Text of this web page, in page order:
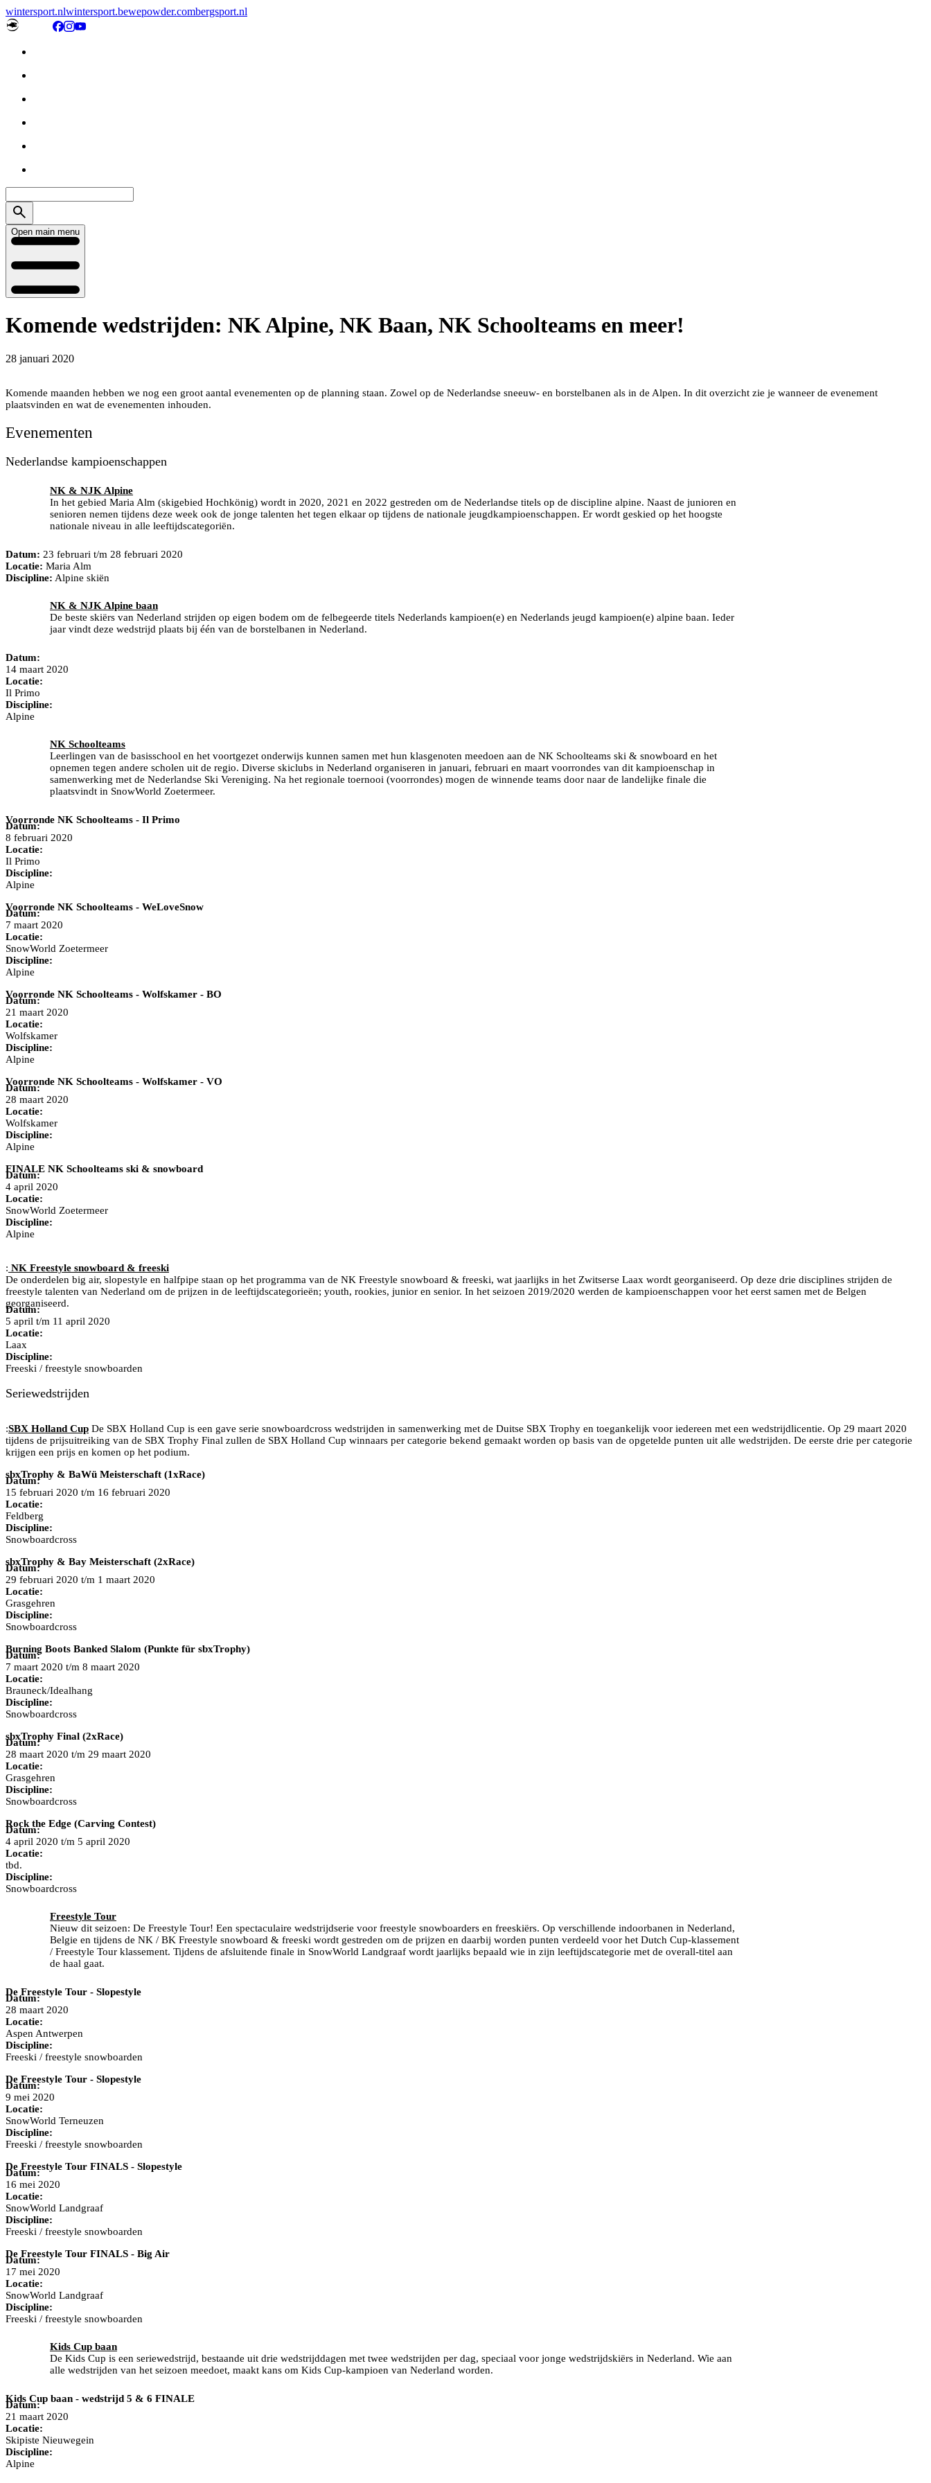
wintersport.nlwintersport.bewepowder.combergsport.nl
Open main menu
Komende wedstrijden: NK Alpine, NK Baan, NK Schoolteams en meer!
28 januari 2020
Komende maanden hebben we nog een groot aantal evenementen op de planning staan. Zowel op de Nederlandse sneeuw- en borstelbanen als in de Alpen. In dit overzicht zie je wanneer de evenement
plaatsvinden en wat de evenementen inhouden.
Evenementen
Nederlandse kampioenschappen
NK & NJK Alpine
In het gebied Maria Alm (skigebied Hochkönig) wordt in 2020, 2021 en 2022 gestreden om de Nederlandse titels op de discipline alpine. Naast de junioren en
senioren nemen tijdens deze week ook de jonge talenten het tegen elkaar op tijdens de nationale jeugdkampioenschappen. Er wordt geskied op het hoogste
nationale niveau in alle leeftijdscategoriën.
Datum: 23 februari t/m 28 februari 2020
Locatie: Maria Alm
Discipline: Alpine skiën
NK & NJK Alpine baan
De beste skiërs van Nederland strijden op eigen bodem om de felbegeerde titels Nederlands kampioen(e) en Nederlands jeugd kampioen(e) alpine baan. Ieder
jaar vindt deze wedstrijd plaats bij één van de borstelbanen in Nederland.
Datum:
14 maart 2020
Locatie:
Il Primo
Discipline:
Alpine
NK Schoolteams
Leerlingen van de basisschool en het voortgezet onderwijs kunnen samen met hun klasgenoten meedoen aan de NK Schoolteams ski & snowboard en het
opnemen tegen andere scholen uit de regio. Diverse skiclubs in Nederland organiseren in januari, februari en maart voorrondes van dit kampioenschap in
samenwerking met de Nederlandse Ski Vereniging. Na het regionale toernooi (voorrondes) mogen de winnende teams door naar de landelijke finale die
plaatsvindt in SnowWorld Zoetermeer.
Voorronde NK Schoolteams - Il Primo
Datum:
8 februari 2020
Locatie:
Il Primo
Discipline:
Alpine
Voorronde NK Schoolteams - WeLoveSnow
Datum:
7 maart 2020
Locatie:
SnowWorld Zoetermeer
Discipline:
Alpine
Voorronde NK Schoolteams - Wolfskamer - BO
Datum:
21 maart 2020
Locatie:
Wolfskamer
Discipline:
Alpine
Voorronde NK Schoolteams - Wolfskamer - VO
Datum:
28 maart 2020
Locatie:
Wolfskamer
Discipline:
Alpine
FINALE NK Schoolteams ski & snowboard
Datum:
4 april 2020
Locatie:
SnowWorld Zoetermeer
Discipline:
Alpine
: NK Freestyle snowboard & freeski
De onderdelen big air, slopestyle en halfpipe staan op het programma van de NK Freestyle snowboard & freeski, wat jaarlijks in het Zwitserse Laax wordt georganiseerd. Op deze drie disciplines strijden de
freestyle talenten van Nederland om de prijzen in de leeftijdscategorieën; youth, rookies, junior en senior. In het seizoen 2019/2020 werden de kampioenschappen voor het eerst samen met de Belgen
georganiseerd.
Datum:
5 april t/m 11 april 2020
Locatie:
Laax
Discipline:
Freeski / freestyle snowboarden
Seriewedstrijden
:SBX Holland Cup De SBX Holland Cup is een gave serie snowboardcross wedstrijden in samenwerking met de Duitse SBX Trophy en toegankelijk voor iedereen met een wedstrijdlicentie. Op 29 maart 2020
tijdens de prijsuitreiking van de SBX Trophy Final zullen de SBX Holland Cup winnaars per categorie bekend gemaakt worden op basis van de opgetelde punten uit alle wedstrijden. De eerste drie per categorie
krijgen een prijs en komen op het podium.
sbxTrophy & BaWü Meisterschaft (1xRace)
Datum:
15 februari 2020 t/m 16 februari 2020
Locatie:
Feldberg
Discipline:
Snowboardcross
sbxTrophy & Bay Meisterschaft (2xRace)
Datum:
29 februari 2020 t/m 1 maart 2020
Locatie:
Grasgehren
Discipline:
Snowboardcross
Burning Boots Banked Slalom (Punkte für sbxTrophy)
Datum:
7 maart 2020 t/m 8 maart 2020
Locatie:
Brauneck/Idealhang
Discipline:
Snowboardcross
sbxTrophy Final (2xRace)
Datum:
28 maart 2020 t/m 29 maart 2020
Locatie:
Grasgehren
Discipline:
Snowboardcross
Rock the Edge (Carving Contest)
Datum:
4 april 2020 t/m 5 april 2020
Locatie:
tbd.
Discipline:
Snowboardcross
Freestyle Tour
Nieuw dit seizoen: De Freestyle Tour! Een spectaculaire wedstrijdserie voor freestyle snowboarders en freeskiërs. Op verschillende indoorbanen in Nederland,
Belgie en tijdens de NK / BK Freestyle snowboard & freeski wordt gestreden om de prijzen en daarbij worden punten verdeeld voor het Dutch Cup-klassement
/ Freestyle Tour klassement. Tijdens de afsluitende finale in SnowWorld Landgraaf wordt jaarlijks bepaald wie in zijn leeftijdscategorie met de overall-titel aan
de haal gaat.
De Freestyle Tour - Slopestyle
Datum:
28 maart 2020
Locatie:
Aspen Antwerpen
Discipline:
Freeski / freestyle snowboarden
De Freestyle Tour - Slopestyle
Datum:
9 mei 2020
Locatie:
SnowWorld Terneuzen
Discipline:
Freeski / freestyle snowboarden
De Freestyle Tour FINALS - Slopestyle
Datum:
16 mei 2020
Locatie:
SnowWorld Landgraaf
Discipline:
Freeski / freestyle snowboarden
De Freestyle Tour FINALS - Big Air
Datum:
17 mei 2020
Locatie:
SnowWorld Landgraaf
Discipline:
Freeski / freestyle snowboarden
Kids Cup baan
De Kids Cup is een seriewedstrijd, bestaande uit drie wedstrijddagen met twee wedstrijden per dag, speciaal voor jonge wedstrijdskiërs in Nederland. Wie aan
alle wedstrijden van het seizoen meedoet, maakt kans om Kids Cup-kampioen van Nederland worden.
Kids Cup baan - wedstrijd 5 & 6 FINALE
Datum:
21 maart 2020
Locatie:
Skipiste Nieuwegein
Discipline:
Alpine